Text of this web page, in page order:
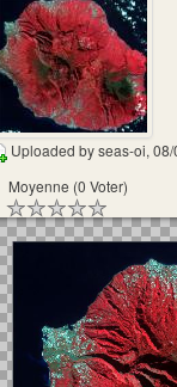
Uploaded byseas-oi,
Moyenne (0 Voter)